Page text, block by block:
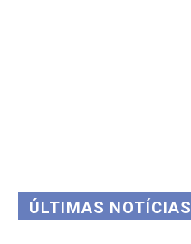
ÚLTIMAS NOTÍCIAS